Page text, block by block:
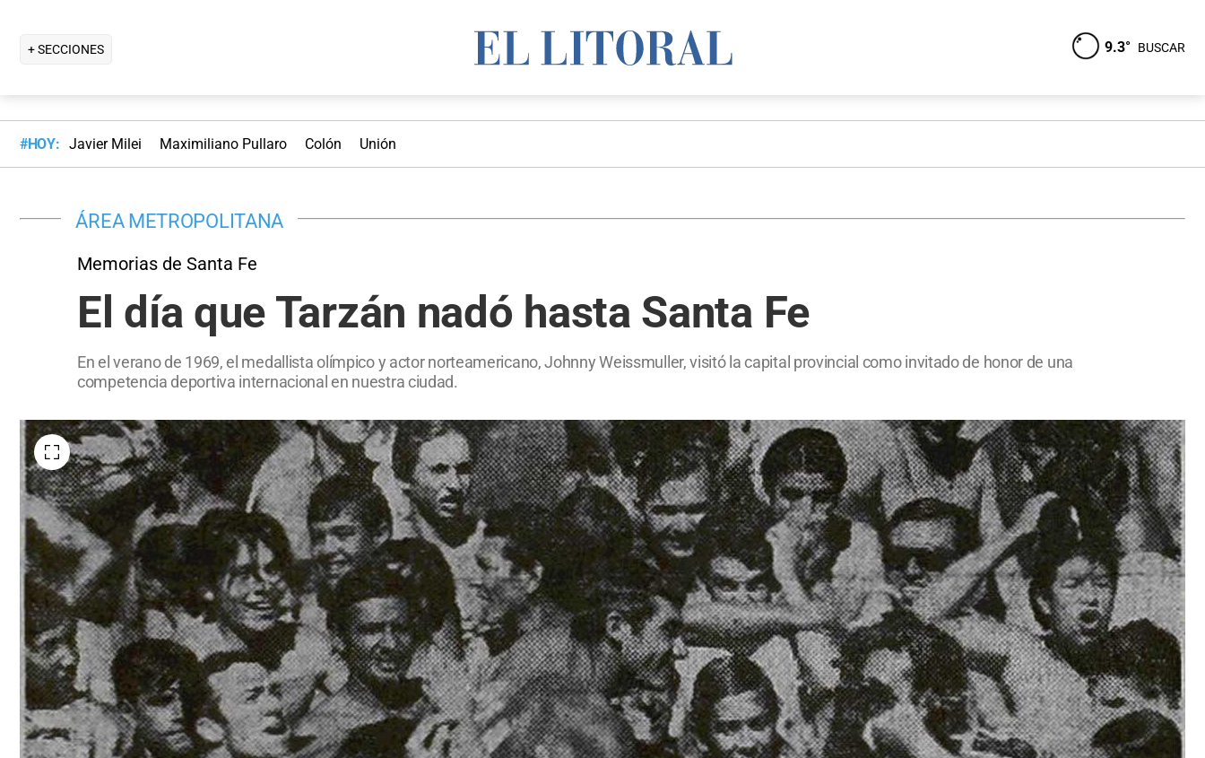
+ SECCIONES 9.3° BUSCAR
#HOY: Javier Milei Maximiliano Pullaro Colón Unión
ÁREA METROPOLITANA
Memorias de Santa Fe
El día que Tarzán nadó hasta Santa Fe
En el verano de 1969, el medallista olímpico y actor norteamericano, Johnny Weissmuller, visitó la capital provincial como invitado de honor de una
competencia deportiva internacional en nuestra ciudad.